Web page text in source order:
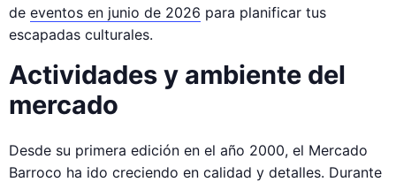
de eventos en junio de 2026 para planificar tus
escapadas culturales.
Actividades y ambiente del
mercado
Desde su primera edición en el año 2000, el Mercado
Barroco ha ido creciendo en calidad y detalles. Durante